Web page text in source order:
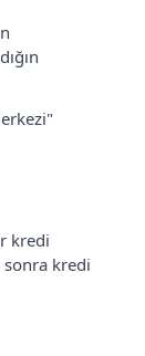
kredi
kredi